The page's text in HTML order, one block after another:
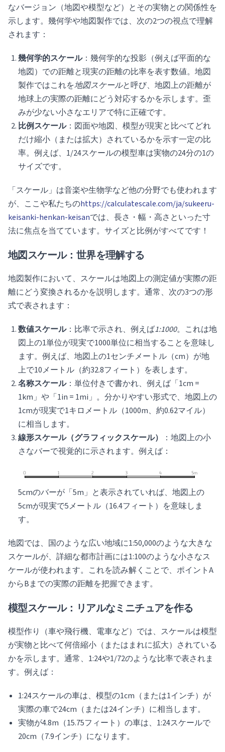
なバージョン（地図や模型など）とその実物との関係性を
示します。幾何学や地図製作では、次の2つの視点で理解
されます：
幾何学的スケール：幾何学的な投影（例えば平面的な
地図）での距離と現実の距離の比率を表す数値。地図
製作ではこれを地図スケールと呼び、地図上の距離が
地球上の実際の距離にどう対応するかを示します。歪
みが少ない小さなエリアで特に正確です。
比例スケール：図面や地図、模型が現実と比べてどれ
だけ縮小（または拡大）されているかを示す一定の比
率。例えば、1/24スケールの模型車は実物の24分の1の
サイズです。
「スケール」は音楽や生物学など他の分野でも使われます
が、ここや私たちのhttps://calculatescale.com/ja/sukeeru-
keisanki-henkan-keisanでは、長さ・幅・高さといった寸
法に焦点を当てています。サイズと比例がすべてです！
地図スケール：世界を理解する
地図製作において、スケールは地図上の測定値が実際の距
離にどう変換されるかを説明します。通常、次の3つの形
式で表されます：
数値スケール：比率で示され、例えば1:1000。これは地
図上の1単位が現実で1000単位に相当することを意味し
ます。例えば、地図上の1センチメートル（cm）が地
上で10メートル（約32.8フィート）を表します。
名称スケール：単位付きで書かれ、例えば「1cm =
1km」や「1in = 1mi」。分かりやすい形式で、地図上の
1cmが現実で1キロメートル（1000m、約0.62マイル）
に相当します。
線形スケール（グラフィックスケール）
：地図上の小
さなバーで視覚的に示されます。例えば：
5cmのバーが「5m」と表示されていれば、地図上の
5cmが現実で5メートル（16.4フィート）を意味しま
す。
地図では、国のような広い地域に1:50,000のような大きな
スケールが、詳細な都市計画には1:100のような小さなス
ケールが使われます。これを読み解くことで、ポイントA
からBまでの実際の距離を把握できます。
模型スケール：リアルなミニチュアを作る
模型作り（車や飛行機、電車など）では、スケールは模型
が実物と比べて何倍縮小（またはまれに拡大）されている
かを示します。通常、1:24や1/72のような比率で表されま
す。例えば：
1:24スケールの車は、模型の1cm（または1インチ）が
実際の車で24cm（または24インチ）に相当します。
実物が4.8m（15.75フィート）の車は、1:24スケールで
20cm（7.9インチ）になります。